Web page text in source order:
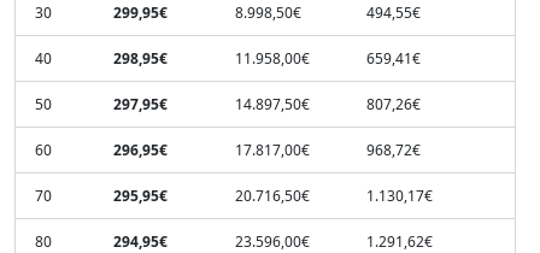
30 299,95€ 8.998,50€ 494,55€
40 298,95€ 11.958,00€ 659,41€
50 297,95€ 14.897,50€ 807,26€
60 296,95€ 17.817,00€ 968,72€
70 295,95€ 20.716,50€ 1.130,17€
80 294,95€ 23.596,00€ 1.291,62€